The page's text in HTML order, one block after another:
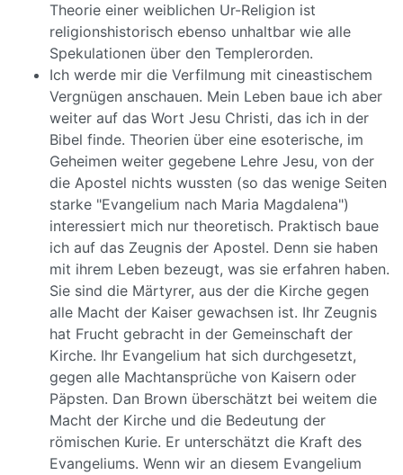
Theorie einer weiblichen Ur-Religion ist
religionshistorisch ebenso unhaltbar wie alle
Spekulationen über den Templerorden.
Ich werde mir die Verfilmung mit cineastischem
Vergnügen anschauen. Mein Leben baue ich aber
weiter auf das Wort Jesu Christi, das ich in der
Bibel finde. Theorien über eine esoterische, im
Geheimen weiter gegebene Lehre Jesu, von der
die Apostel nichts wussten (so das wenige Seiten
starke "Evangelium nach Maria Magdalena")
interessiert mich nur theoretisch. Praktisch baue
ich auf das Zeugnis der Apostel. Denn sie haben
mit ihrem Leben bezeugt, was sie erfahren haben.
Sie sind die Märtyrer, aus der die Kirche gegen
alle Macht der Kaiser gewachsen ist. Ihr Zeugnis
hat Frucht gebracht in der Gemeinschaft der
Kirche. Ihr Evangelium hat sich durchgesetzt,
gegen alle Machtansprüche von Kaisern oder
Päpsten. Dan Brown überschätzt bei weitem die
Macht der Kirche und die Bedeutung der
römischen Kurie. Er unterschätzt die Kraft des
Evangeliums. Wenn wir an diesem Evangelium